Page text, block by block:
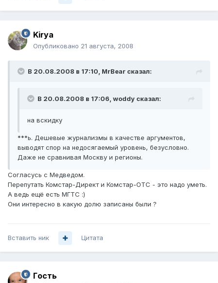
Kirya
Опубликовано 21 августа, 2008
В 20.08.2008 в 17:10, MrBear сказал:
В 20.08.2008 в 17:06, woddy сказал:
на вскидку
***ь. Дешевые журнализмы в качестве аргументов,
выводят спор на недосягаемый уровень, безусловно.
Даже не сравнивая Москву и регионы.
Согласусь с Медведом.
Перепутать Комстар-Директ и Комстар-ОТС - это надо уметь.
А ведь ещё есть МГТС :)
Они интересно в какую долю записаны были ?
Вставить ник Цитата
Гoсть